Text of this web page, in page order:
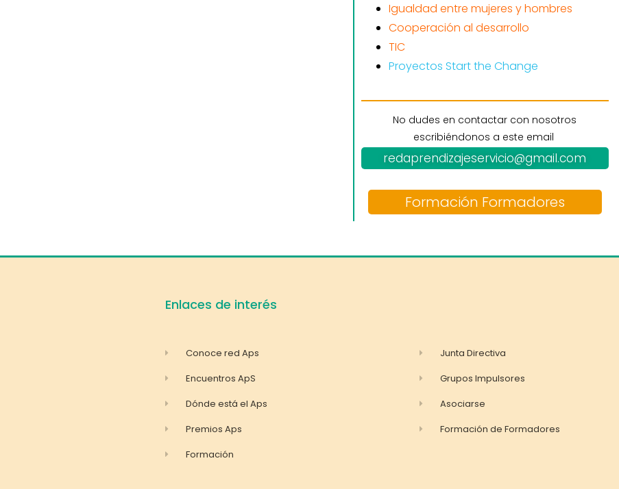
Igualdad entre mujeres y hombres
Cooperación al desarrollo
TIC
Proyectos Start the Change
No dudes en contactar con nosotros
escribiéndonos a este email
redaprendizajeservicio@gmail.com
Formación Formadores
Enlaces de interés
Conoce red Aps
Encuentros ApS
Dónde está el Aps
Premios Aps
Formación
Junta Directiva
Grupos Impulsores
Asociarse
Formación de Formadores